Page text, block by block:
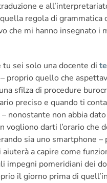
e
regola di grammatica
che mi hanno insegnato
sei solo una docente di
quello che
sfilza di procedure
preciso e quando ti
nonostante non abbia
vogliono darti l’orario
sia uno smartphone
a capire come
impegni pomeridiani dei
il giorno prima di